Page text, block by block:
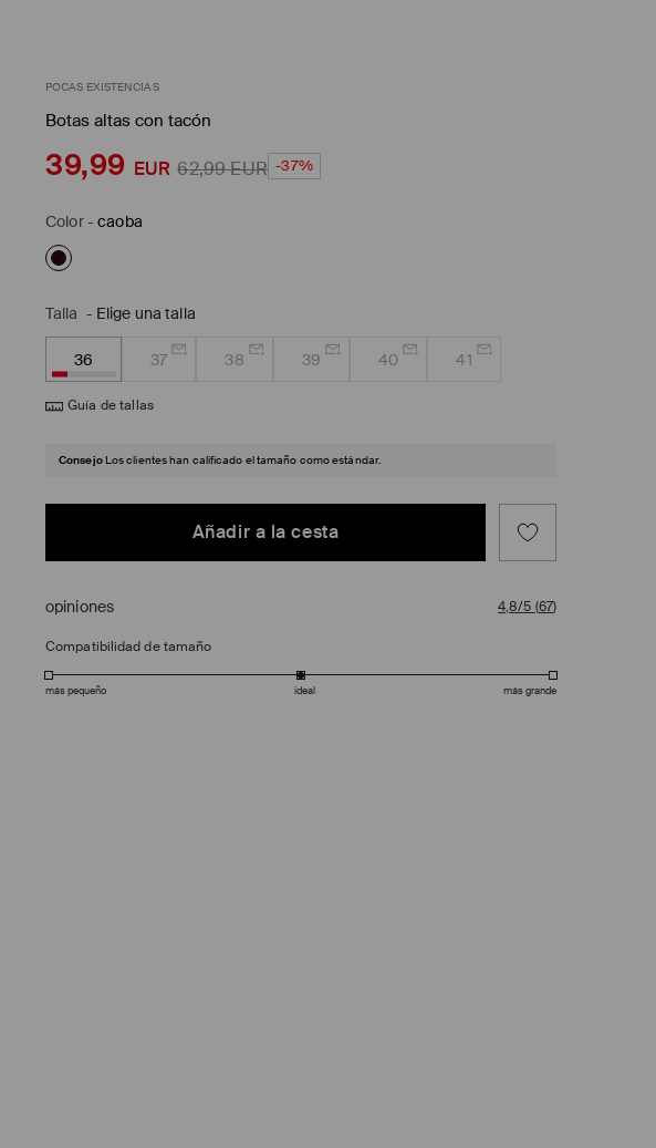
POCAS EXISTENCIAS
Botas altas con tacón
39,99 EUR 62,99EUR -37%
Color-caoba
Talla - Elige una talla
36 37 38 39 40 41
Guía de tallas
Consejo Los clientes han calificado el tamaño como estándar.
Añadir a la cesta
opiniones 4,8/5 (67)
Compatibilidad de tamaño
más pequeño ideal más grande